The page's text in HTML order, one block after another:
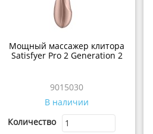
Мощный массажер клитора
Satisfyer Pro 2 Generation 2
9015030
В наличии
Количество